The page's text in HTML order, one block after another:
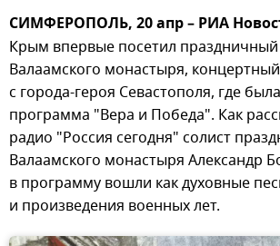
СИМФЕРОПОЛЬ, 20 апр – РИА
Крым впервые посетил
Валаамского монастыря,
с города-героя Севастополя, где
программа "Вера и Победа". Как
радио "Россия сегодня" солист
Валаамского монастыря Александр
в программу вошли как духовные
и произведения военных лет.